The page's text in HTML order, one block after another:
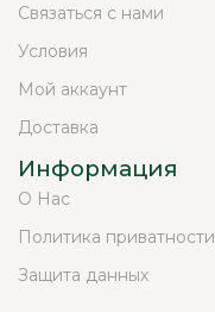
Связаться с нами
Условия
Мой аккаунт
Доставка
Информация
О Нас
Политика приватности
Защита данных